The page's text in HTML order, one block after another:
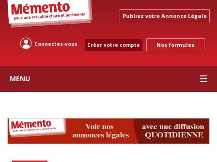
Publiez votre Annonce Légale
Connectez-vous Créer votre compte Nos formules
MENU